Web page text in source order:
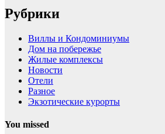
Рубрики
Виллы и Кондоминиумы
Дом на побережье
Жилые комплексы
Новости
Отели
Разное
Экзотические курорты
You missed